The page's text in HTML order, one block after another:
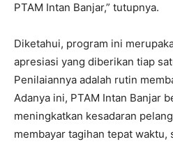
PTAM Intan Banjar,” tutupnya.
Diketahui, program ini
apresiasi yang diberikan tiap
Penilaiannya adalah rutin
Adanya ini, PTAM Intan Banjar
meningkatkan kesadaran
membayar tagihan tepat